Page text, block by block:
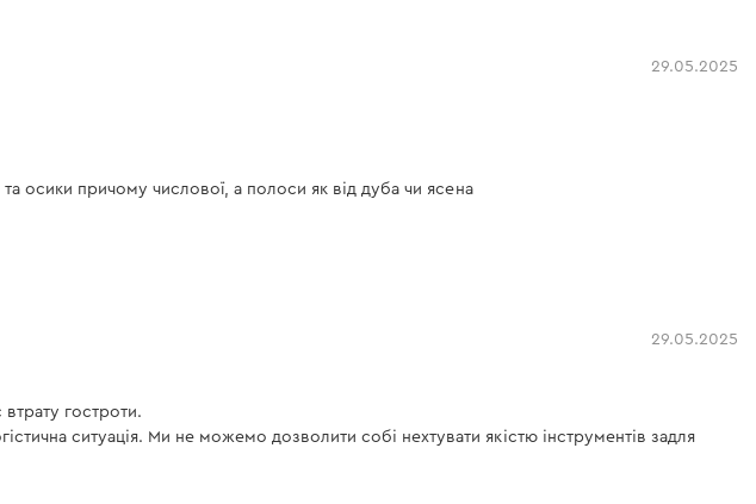
29.05.2025
та осики причому числової, а полоси як від дуба чи ясена
29.05.2025
гостроти.
ситуація. Ми не можемо дозволити собі нехтувати якістю інструментів задля